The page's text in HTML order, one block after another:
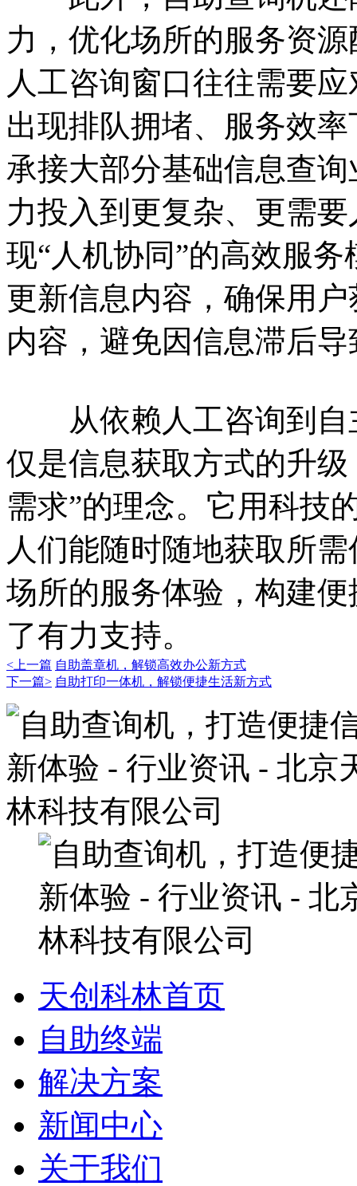
力，优化场所的服务资
人工咨询窗口往往需要
出现排队拥堵、服务效
承接大部分基础信息查
力投入到更复杂、更需
现“人机协同”的高效服
更新信息内容，确保用
内容，避免因信息滞后
从依赖人工咨询到自
仅是信息获取方式的升
需求”的理念。它用科技
人们能随时随地获取所
场所的服务体验，构建
了有力支持。
<上一篇 自助盖章机，解锁高效办公新方式
下一篇> 自助打印一体机，解锁便捷生活新方式
天创科林首页
自助终端
解决方案
新闻中心
关于我们